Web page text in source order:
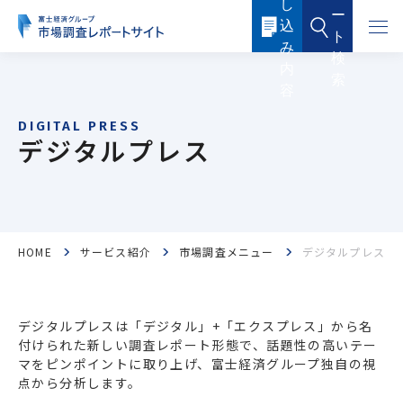
し
込
み
ー
ト
検
フード・フードサービス ヘルスケア
産業機器・制御機器 電子機器・電子部品
ICTソリューション・サービス
デジタルプレス
HOME サービス紹介 市場調査メニュー デジタルプレス
デジタルプレスは「デジタル」+「エクスプレス」から名
付けられた新しい調査レポート形態で、話題性の高いテー
マをピンポイントに取り上げ、富士経済グループ独自の視
点から分析します。